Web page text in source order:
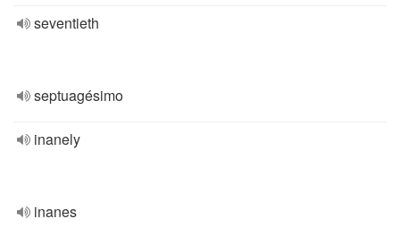
seventieth
septuagésimo
inanely
inanes